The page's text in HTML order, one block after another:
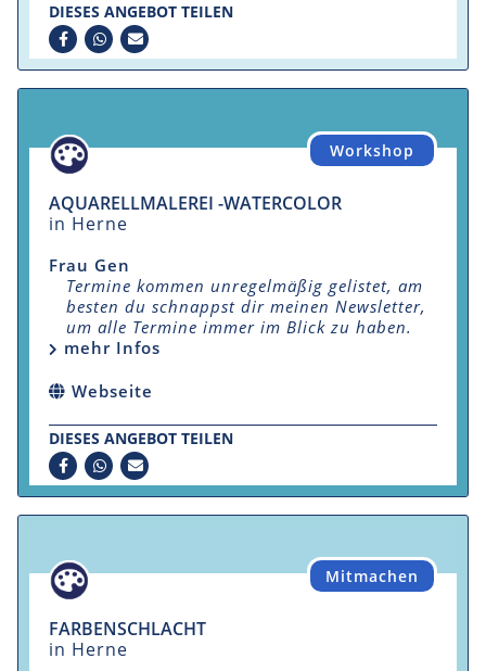
DIESES ANGEBOT TEILEN
Workshop
AQUARELLMALEREI -WATERCOLOR
in Herne
Frau Gen
Termine kommen unregelmäßig gelistet, am
besten du schnappst dir meinen Newsletter,
um alle Termine immer im Blick zu haben.
mehr Infos
Webseite
DIESES ANGEBOT TEILEN
Mitmachen
FARBENSCHLACHT
in Herne